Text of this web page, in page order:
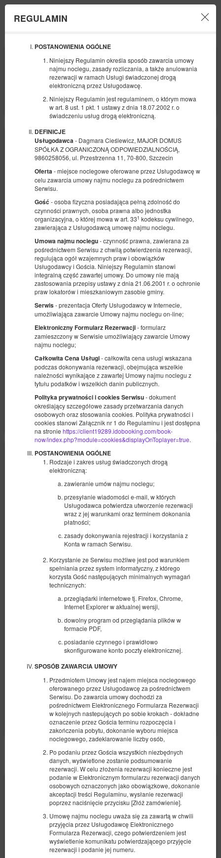
REGULAMIN
POSTANOWIENIA OGÓLNE
Niniejszy Regulamin określa sposób zawarcia umowy
najmu noclegu, zasady rozliczania, a także anulowania
rezerwacji w ramach Usługi świadczonej drogą
elektroniczną przez Usługodawcę.
Niniejszy Regulamin jest regulaminem, o którym mowa
w art. 8 ust. 1 pkt. 1 ustawy z dnia 18.07.2002 r. o
świadczeniu usług drogą elektroniczną.
DEFINICJE
Usługodawca - Dagmara Cieślewicz, MAJOR DOMUS
SPÓŁKA Z OGRANICZONĄ ODPOWIEDZIALNOŚCIĄ,
9860258056, ul. Przestrzenna 11, 70-800, Szczecin
Oferta - miejsce noclegowe oferowane przez Usługodawcę w
celu zawarcia umowy najmu noclegu za pośrednictwem
Serwisu.
Gość - osoba fizyczna posiadająca pełną zdolność do
czynności prawnych, osoba prawna albo jednostka
organizacyjna, o której mowa w art. 331 kodeksu cywilnego,
zawierająca z Usługodawcą umowę najmu noclegu.
Umowa najmu noclegu- czynność prawna, zawierana za
pośrednictwem Serwisu z chwilą potwierdzenia rezerwacji,
regulująca ogół wzajemnych praw i obowiązków
Usługodawcy i Gościa. Niniejszy Regulamin stanowi
integralną część zawartej umowy. Do umowy nie mają
zastosowania przepisy ustawy z dnia 21.06.2001 r. o ochronie
praw lokatorów i mieszkaniowym zasobie gminy.
Serwis - prezentacja Oferty Usługodawcy w Internecie,
umożliwiająca zawarcie Umowy najmu noclegu on-line;
Elektroniczny Formularz Rezerwacji- formularz
zamieszczony w Serwisie umożliwiający zawarcie Umowy
najmu noclegu;
Całkowita Cena Usługi- całkowita cena usługi wskazana
podczas dokonywania rezerwacji, obejmująca wszelkie
należności wynikające z zawartej Umowy najmu noclegu z
tytułu podatków i wszelkich danin publicznych.
Polityka prywatności i cookies Serwisu- dokument
określający szczegółowe zasady przetwarzania danych
osobowych oraz stosowania cookies. Polityka prywatności i
cookies stanowi Załącznik nr 1 do Regulaminu i jest dostępna
na stronie https://client19289.idobooking.com/book-
now/index.php?module=cookies&displayOnToplayer=true.
POSTANOWIENIA OGÓLNE
Rodzaje i zakres usług świadczonych drogą
elektroniczną:
zawieranie umów najmu noclegu;
przesyłanie wiadomości e-mail, w których
Usługodawca potwierdza utworzenie rezerwacji
wraz z jej warunkami oraz terminem dokonania
płatności;
zasady dokonywania rejestracji i korzystania z
Konta w ramach Serwisu.
Korzystanie ze Serwisu możliwe jest pod warunkiem
spełniania przez system informatyczny, z którego
korzysta Gość następujących minimalnych wymagań
technicznych:
przeglądarki internetowe tj. Firefox, Chrome,
Internet Explorer w aktualnej wersji,
dowolny program od przeglądania plików w
formacie PDF,
posiadanie czynnego i prawidłowo
skonfigurowane konto poczty elektronicznej.
SPOSÓB ZAWARCIA UMOWY
Przedmiotem Umowy jest najem miejsca noclegowego
oferowanego przez Usługodawcę za pośrednictwem
Serwisu. Do zawarcia umowy dochodzi za
pośrednictwem Elektronicznego Formularza Rezerwacji
w kolejnych nastepujących po sobie krokach - dokładne
oznaczenie przez Gościa terminu rozpoczęcia i
zakończenia pobytu, dokonanie wyboru miejsca
noclegowego, zadeklarowanie liczby osób,
Po podaniu przez Gościa wszystkich niezbędnych
danych, wyświetlone zostanie podsumowanie
rezerwacji. W celu złożenia rezerwacji konieczne jest
podanie w Elektronicznym formularzu rezerwacji danych
osobowych oznaczonych jako obowiązkowe, dokonanie
akceptacji treści Regulaminu, wysłanie rezerwacji
poprzez naciśnięcie przycisku [Złóż zamówienie].
Umowę najmu noclegu uważa się za zawartą w chwili
przyjęcia przez Usługodawcę Elektronicznego
Formularza Rezerwacji, czego potwierdzeniem jest
wyświetlenie komunikatu potwierdzającego przyjęcie
rezerwacji i podanie jej numeru.
10
2026
FILTRY
Apartament Luna -Spa
2 osoby
pow. 26,00 m
1 sypialnia
2 osoby / 2 noce
Opłata serwisowa 270 zł
Udostępnij
Szczegóły
Pokaż oferty
Sand Dunes Chillout
pow. 36,00 m2
1 sypialnia
Udostępnij Szczegóły
Pokaż oferty
POZOSTAŁE OFERTY